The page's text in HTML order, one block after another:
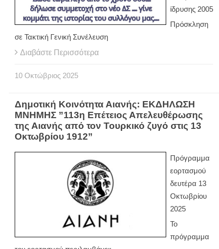
ίδρυσης 2005
Πρόσκληση
σε Τακτική Γενική Συνέλευση
Διαβάστε Περισσότερα
10 Οκτώβριος 2025
Δημοτική Κοινότητα Αιανής: ΕΚΔΗΛΩΣΗ
ΜΝΗΜΗΣ ”113η Επέτειος Απελευθέρωσης
της Αιανής από τον Τουρκικό ζυγό στις 13
Οκτωβρίου 1912”
Πρόγραμμα
εορτασμού
δευτέρα 13
Οκτωβρίου
2025
Το
πρόγραμμα